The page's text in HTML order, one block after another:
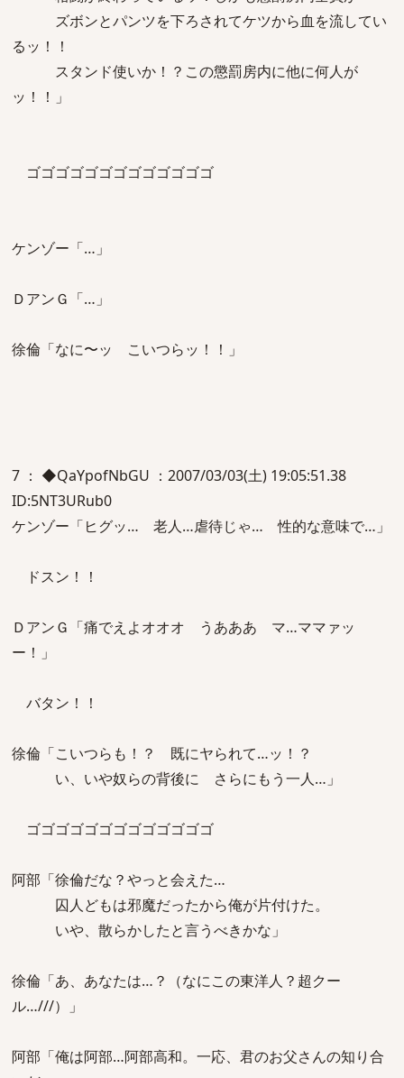
ズボンとパンツを下ろされてケツから血を流してい
るッ！！
スタンド使いか！？この懲罰房内に他に何人が
ッ！！」
ゴゴゴゴゴゴゴゴゴゴゴゴゴ
ケンゾー「…」
ＤアンＧ「…」
徐倫「なに〜ッ こいつらッ！！」
7 ： ◆QaYpofNbGU ：2007/03/03(土) 19:05:51.38
ID:5NT3URub0
ケンゾー「ヒグッ… 老人…虐待じゃ… 性的な意味で…」
ドスン！！
ＤアンＧ「痛でえよオオオ うあああ マ…ママァッ
ー！」
バタン！！
徐倫「こいつらも！？ 既にヤられて…ッ！？
い、いや奴らの背後に さらにもう一人…」
ゴゴゴゴゴゴゴゴゴゴゴゴゴ
阿部「徐倫だな？やっと会えた…
囚人どもは邪魔だったから俺が片付けた。
いや、散らかしたと言うべきかな」
徐倫「あ、あなたは…？（なにこの東洋人？超クー
ル…///）」
阿部「俺は阿部…阿部高和。一応、君のお父さんの知り合